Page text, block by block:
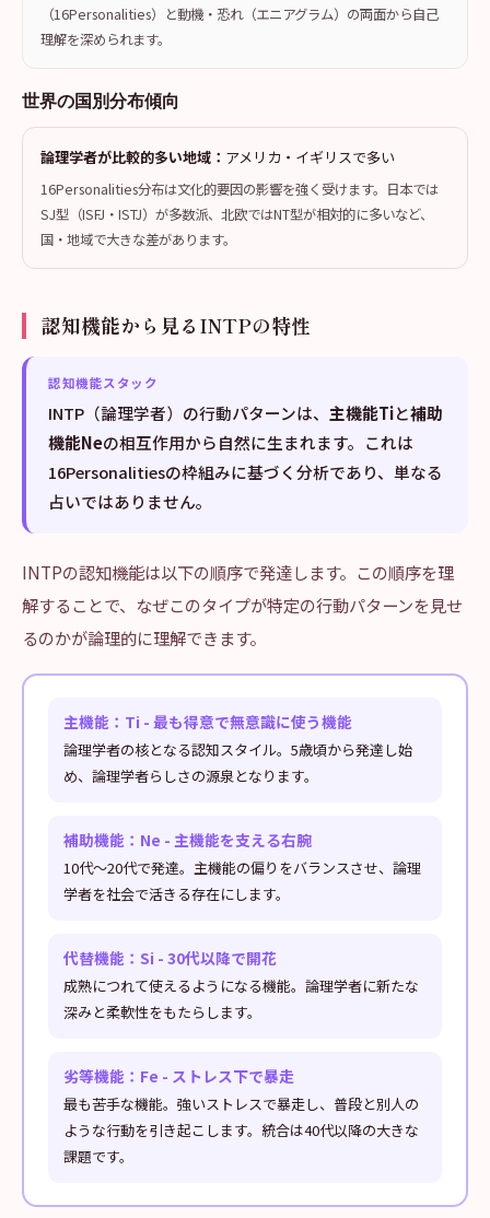
（16Personalities）と動機・恐れ（エニアグラム）の両面から自己
理解を深められます。
世界の国別分布傾向
論理学者が比較的多い地域： アメリカ・イギリスで多い
16Personalities分布は文化的要因の影響を強く受けます。日本では
SJ型（ISFJ・ISTJ）が多数派、北欧ではNT型が相対的に多いなど、
国・地域で大きな差があります。
認知機能から見るINTPの特性
認知機能スタック
INTP（論理学者）の行動パターンは、 主機能Tiと補助
機能Neの相互作用から自然に生まれます。これは
16Personalitiesの枠組みに基づく分析であり、単なる
占いではありません。
INTPの認知機能は以下の順序で発達します。この順序を理
解することで、なぜこのタイプが特定の行動パターンを見せ
るのかが論理的に理解できます。
主機能：Ti - 最も得意で無意識に使う機能
論理学者の核となる認知スタイル。5歳頃から発達し始
め、論理学者らしさの源泉となります。
補助機能：Ne - 主機能を支える右腕
10代〜20代で発達。主機能の偏りをバランスさせ、論理
学者を社会で活きる存在にします。
代替機能：Si - 30代以降で開花
成熟につれて使えるようになる機能。論理学者に新たな
深みと柔軟性をもたらします。
劣等機能：Fe - ストレス下で暴走
最も苦手な機能。強いストレスで暴走し、普段と別人の
ような行動を引き起こします。統合は40代以降の大きな
課題です。